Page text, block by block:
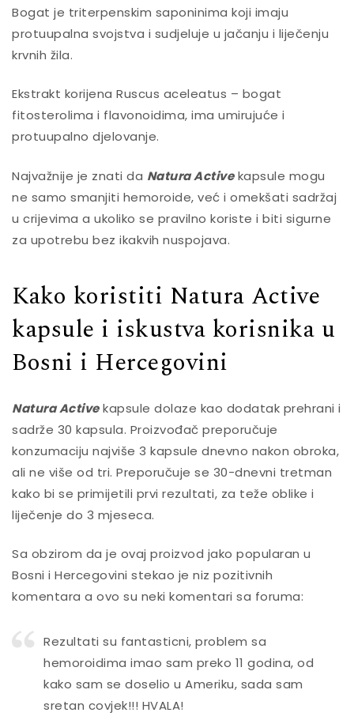
Bogat je triterpenskim saponinima koji imaju
protuupalna svojstva i sudjeluje u jačanju i liječenju
krvnih žila.
Ekstrakt korijena Ruscus aceleatus – bogat
fitosterolima i flavonoidima, ima umirujuće i
protuupalno djelovanje.
Najvažnije je znati da Natura Activekapsule mogu
ne samo smanjiti hemoroide, već i omekšati sadržaj
u crijevima a ukoliko se pravilno koriste i biti sigurne
za upotrebu bez ikakvih nuspojava.
Kako koristiti Natura Active
kapsule i iskustva korisnika u
Bosni i Hercegovini
Natura Activekapsule dolaze kao dodatak prehrani i
sadrže 30 kapsula. Proizvođač preporučuje
konzumaciju najviše 3 kapsule dnevno nakon obroka,
ali ne više od tri. Preporučuje se 30-dnevni tretman
kako bi se primijetili prvi rezultati, za teže oblike i
liječenje do 3 mjeseca.
Sa obzirom da je ovaj proizvod jako popularan u
Bosni i Hercegovini stekao je niz pozitivnih
komentara a ovo su neki komentari sa foruma:
Rezultati su fantasticni, problem sa
hemoroidima imao sam preko 11 godina, od
kako sam se doselio u Ameriku, sada sam
sretan covjek!!! HVALA!